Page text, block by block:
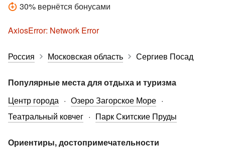
30% вернётся бонусами
AxiosError: Network Error
Россия Московская область Сергиев Посад
Популярные места для отдыха и туризма
Центр города
Озеро Загорское Море
Театральный ковчег
Парк Скитские Пруды
Ориентиры, достопримечательности